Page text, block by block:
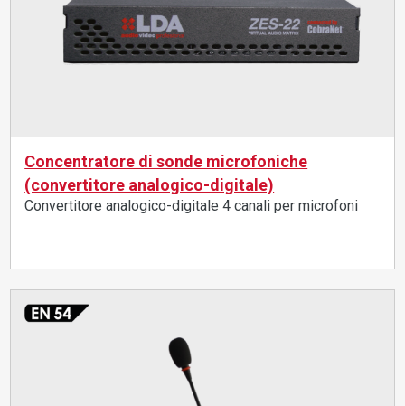
Concentratore di sonde microfoniche
(convertitore analogico-digitale)
Convertitore analogico-digitale 4 canali per microfoni